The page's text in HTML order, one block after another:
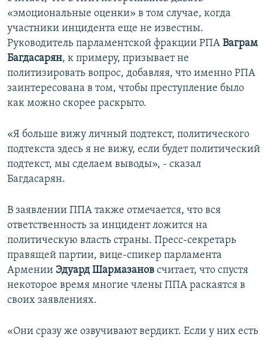
«эмоциональные оценки» в том случае, когда
участники инцидента еще не известны.
Руководитель парламентской фракции РПА Ваграм
Багдасарян, к примеру, призывает не
политизировать вопрос, добавляя, что именно РПА
заинтересована в том, чтобы преступление было
как можно скорее раскрыто.
«Я больше вижу личный подтекст, политического
подтекста здесь я не вижу, если будет политический
подтекст, мы сделаем выводы», - сказал
Багдасарян.
В заявлении ППА также отмечается, что вся
ответственность за инцидент ложится на
политическую власть страны. Пресс-секретарь
правящей партии, вице-спикер парламента
Армении Эдуард Шармазанов считает, что спустя
некоторое время многие члены ППА раскаятся в
своих заявлениях.
«Они сразу же озвучивают вердикт. Если у них есть